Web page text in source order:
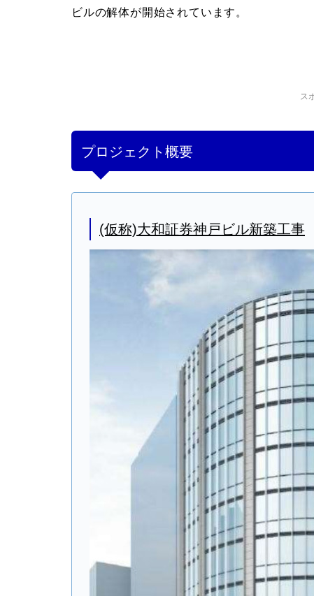
ビルの解体が開始されています。
ス
プロジェクト概要
(仮称)大和証券神戸ビル新築工事